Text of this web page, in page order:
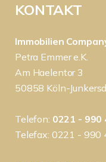
KONTAKT
Immobilien
Petra Emmer e.K.
Am Haelentor 3
50858 Köln-
Telefon: 0221 - 990
Telefax: 0221 - 990